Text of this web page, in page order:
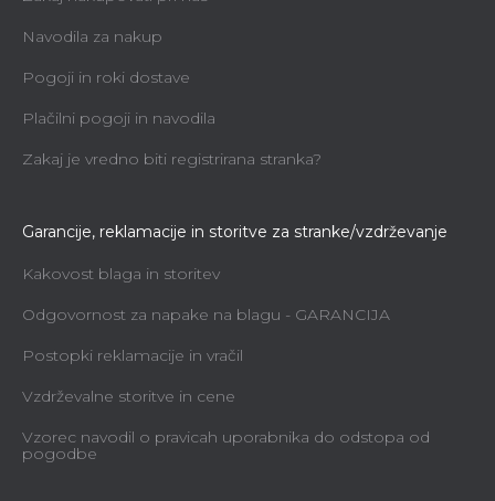
Navodila za nakup
Pogoji in roki dostave
Plačilni pogoji in navodila
Zakaj je vredno biti registrirana stranka?
Garancije, reklamacije in storitve za stranke/vzdrževanje
Kakovost blaga in storitev
Odgovornost za napake na blagu - GARANCIJA
Postopki reklamacije in vračil
Vzdrževalne storitve in cene
Vzorec navodil o pravicah uporabnika do odstopa od
pogodbe